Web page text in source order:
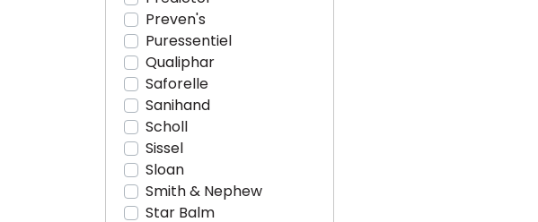
Preven's
Puressentiel
Qualiphar
Saforelle
Sanihand
Scholl
Sissel
Sloan
Smith & Nephew
Star Balm